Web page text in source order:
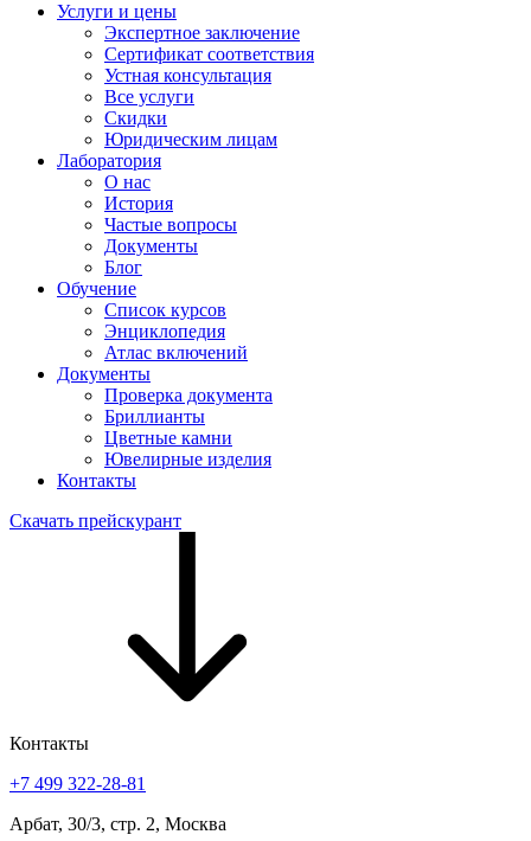
Услуги и цены
Экспертное заключение
Сертификат соответствия
Устная консультация
Все услуги
Скидки
Юридическим лицам
Лаборатория
О нас
История
Частые вопросы
Документы
Блог
Обучение
Список курсов
Энциклопедия
Атлас включений
Документы
Проверка документа
Бриллианты
Цветные камни
Ювелирные изделия
Контакты
Скачать прейскурант
Контакты
+7 499 322-28-81
Арбат, 30/3, стр. 2, Москва